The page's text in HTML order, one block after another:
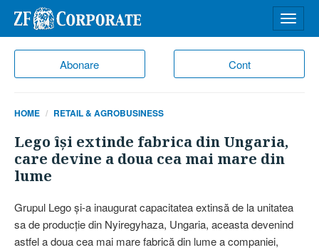
Abonare Cont
meniu
HOME RETAIL & AGROBUSINESS
Lego îşi extinde fabrica din Ungaria,
care devine a doua cea mai mare din
lume
Grupul Lego şi-a inaugurat capacitatea extinsă de la unitatea
sa de producţie din Nyiregyhaza, Ungaria, aceasta devenind
astfel a doua cea mai mare fabrică din lume a companiei,